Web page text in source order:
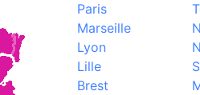
Paris
Marseille
Lyon
Lille
Brest